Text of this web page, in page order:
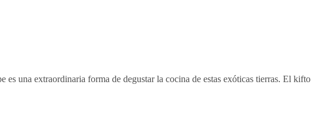
una extraordinaria forma de degustar la cocina de estas exóticas tierras. El kifto